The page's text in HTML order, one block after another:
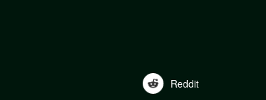
Reddit